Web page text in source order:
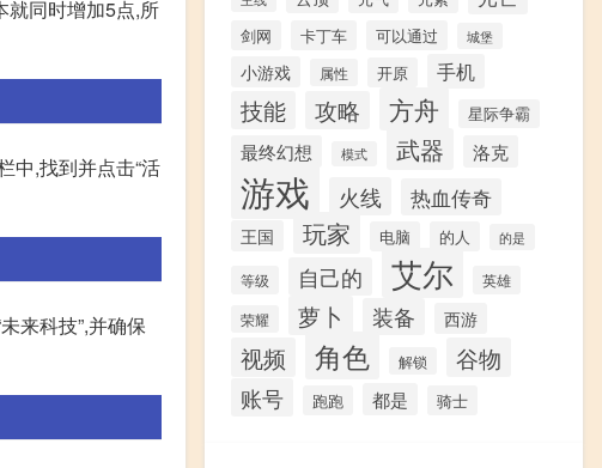
就同时增加5点,所
中,找到并点击“活
来科技”,并确保
剑网 卡丁车 可以通过 城堡
小游戏 属性 开原 手机
技能 攻略 方舟 星际争霸
最终幻想 模式 武器 洛克
游戏 火线 热血传奇
王国 玩家 电脑 的人 的是
等级 自己的 艾尔 英雄
荣耀 萝卜 装备 西游
视频 角色 解锁 谷物
账号 跑跑 都是 骑士